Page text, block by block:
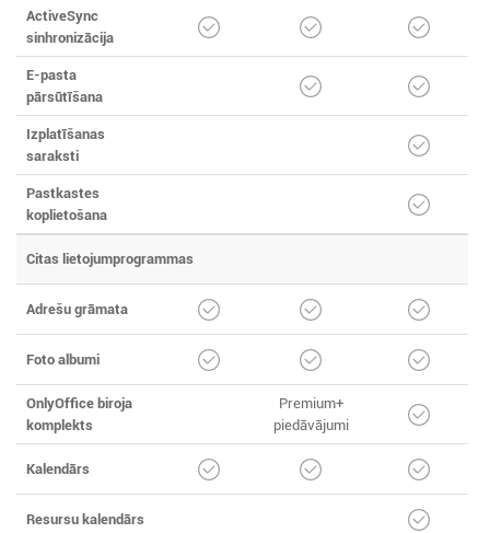
ActiveSync
sinhronizācija
E-pasta
pārsūtīšana
Izplatīšanas
saraksti
Pastkastes
koplietošana
Citas lietojumprogrammas
Adrešu grāmata
Foto albumi
OnlyOffice biroja
komplekts
Premium+
piedāvājumi
Kalendārs
Resursu kalendārs